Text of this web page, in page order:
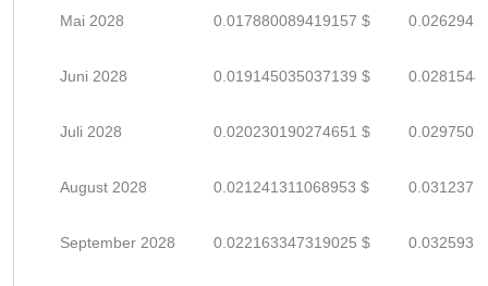
Mai 2028 0.017880089419157 $
Juni 2028 0.019145035037139 $
Juli 2028 0.020230190274651 $
August 2028 0.021241311068953 $
September 2028 0.022163347319025 $